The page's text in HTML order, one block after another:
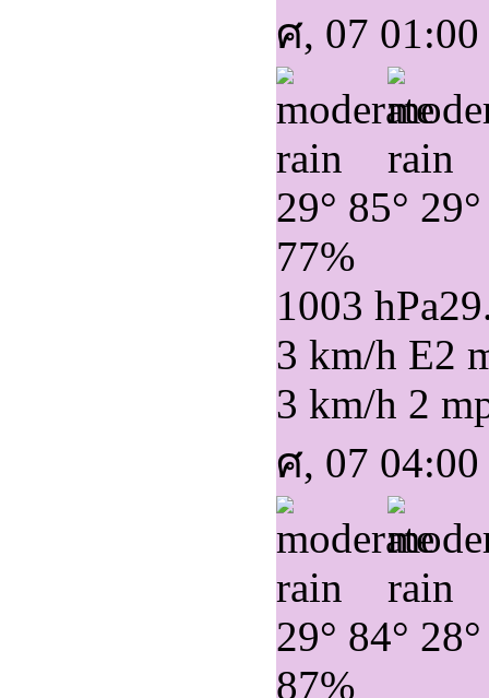
ศ, 07 01:00
29° 85° 29°
77%
1003 hPa
3 km/h E2
3 km/h 2
ศ, 07 04:00
29° 84° 28°
87%